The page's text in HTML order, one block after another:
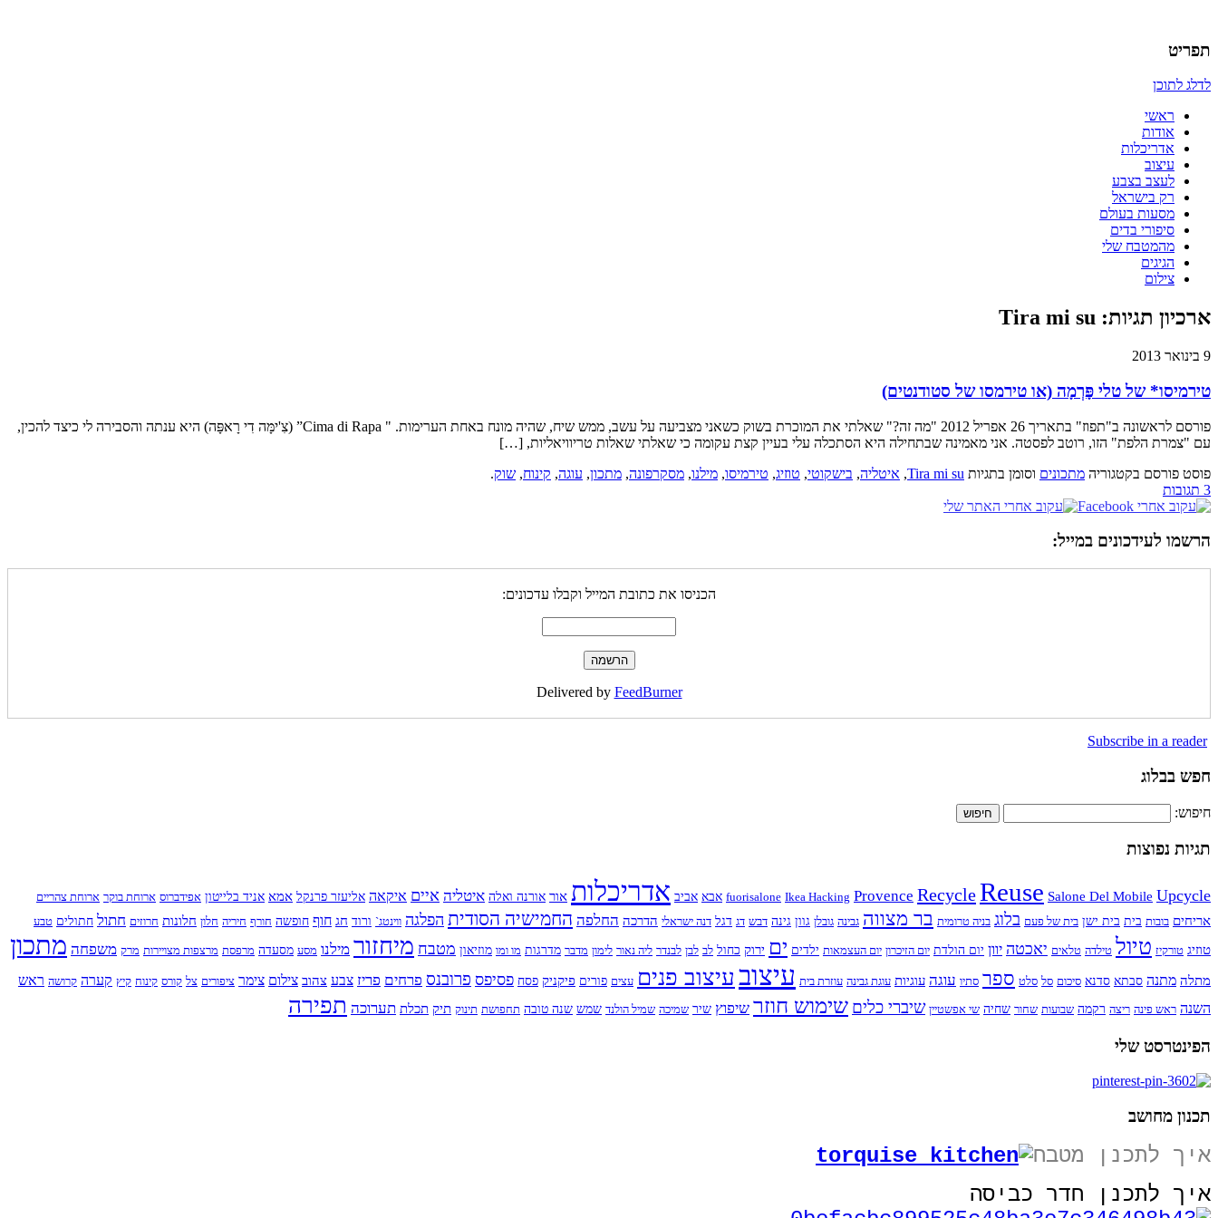
כמו אויר לנשימה – בלוג של אדריכלית
תפריט
לדלג לתוכן
ראשי
אודות
אדריכלות
עיצוב
לעצב בצבע
רק בישראל
מסעות בעולם
סיפורי בדים
מהמטבח שלי
הגיגים
צילום
ארכיון תגיות: Tira mi su
9 בינואר 2013
טירמיסו* של טלי פָּרְמָה (או טירמסו של סטודנטים)
פורסם לראשונה ב"תפוז" בתאריך 26 אפריל 2012 "מה זה?" שאלתי את המוכרת בשוק כשאני מצביעה על עשב, ממש שיח, שהיה מונח באחת הערימות. " Cima di Rapa” (צִ'ימָּה דִי רָאפָּה) היא ענתה והסבירה לי כיצד להכין,
עם "צמרת הלפת" הזו, רוטב לפסטה. אני מאמינה שבתחילה היא הסתכלה עלי בעיין קצת עקומה כי שאלתי שאלות טריוויאליות, […]
פוסט פורסם בקטגוריה מתכונים וסומן בתגיות Tira mi su
, איטליה, בישקוטי, טוזיג, טירמיסו, מילנו, מסקרפונה, מתכון, עוגה, קינוח, שוק.
3 תגובות
הרשמו לעידכונים במייל:
הכניסו את כתובת המייל וקבלו עדכונים:
Delivered by FeedBurner
Subscribe in a reader
חפש בבלוג
חיפוש:
תגיות נפוצות
fuorisalone Ikea Hacking Provence RecycleReuse Salone Del Mobile Upcycle אבא אביב אדריכלות אור אורנה ואלה איטליה איים איקאה אליעזר פרנקל אמא אניד בלייטון אפידברוס ארוחת בוקר ארוחת צהריים
אריחים בובות בית בית ישן בית של פעם בלוג בניה טרומית בר מצווה גבינה גובלן גוון גינה דבש דג דגל דנה ישראלי הדרכה החלפה החמישיה הסודית הפלגה ווינטג` ורוד חג חוף חופשה חורף חיריה חלון חלונות חרוזים חתול חתולים טבע
טוזיג טורקיז טיול טילדה טלאים יאכטה יוון יום הולדת יום הזיכרון יום העצמאות ילדים ים ירוק כחול לב לבן לבנדר ליה נאור לימון מדבר מדרגות מו ומו מוזיאון מטבח מיחזור מילנו מסע מסעדה מרפסת מרצפות מצויירות מרק משפחה מתכון
מתלה מתנה סבתא סדנא סיכום סל סלט ספר סתיו עוגה עוגיות עוגת גבינה עוזרת בית עיצוב עיצוב פנים עצים פורים פיקניק פסח פסיפס פרובנס פרחים פריז צבע צהוב צילום צימר ציפורים צל קורס קינוח קיץ קערה קרושה ראש
השנה ראש פינה ריצה רקמה שבועות שחור שחיה שי אפשטיין שיברי כלים שימוש חוזר שיפוץ שיר שמיכה שמיל הולנד שמש שנה טובה תחפושת תינוק תיק תכלת תערוכה תפירה
הפינטרסט שלי
תכנון מחושב
איך לתכנן מטבח
איך לתכנן חדר כביסה